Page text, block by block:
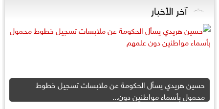
آخر الأخبار
حسين هريدي يسأل الحكومة عن ملابسات تسجيل خطوط
محمول بأسماء مواطنين دون...